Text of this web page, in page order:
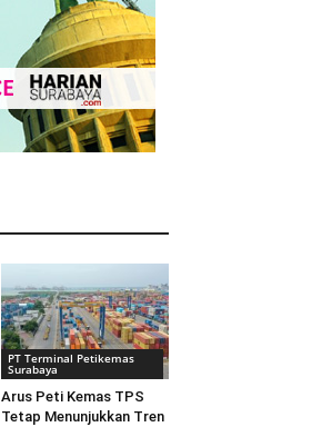
PT Terminal Petikemas
Surabaya
Arus Peti Kemas TPS
Tetap Menunjukkan Tren